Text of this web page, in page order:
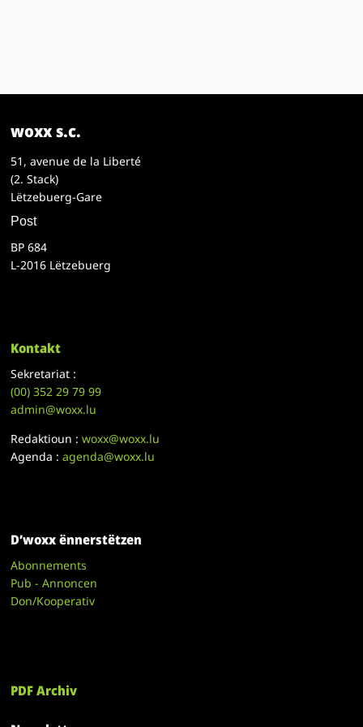
woxx s.c.
51, avenue de la Liberté
(2. Stack)
Lëtzebuerg-Gare
Post
BP 684
L-2016 Lëtzebuerg
Kontakt
Sekretariat :
(00)352 29 79 99
admin@woxx.lu
Redaktioun :woxx@woxx.lu
Agenda :agenda@woxx.lu
D’woxx ënnerstëtzen
Abonnements
Pub - Annoncen
Don/Kooperativ
PDF Archiv